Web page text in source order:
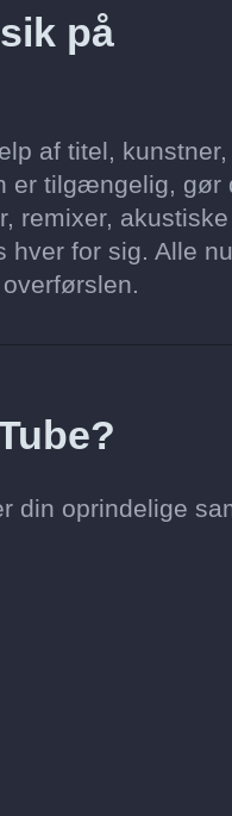
på
af titel, kunstner,
er tilgængelig, gør
remixer, akustiske
hver for sig. Alle
din oprindelige